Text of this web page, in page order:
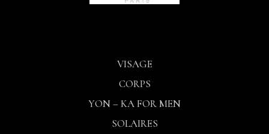
VISAGE
CORPS
YON – KA FOR MEN
SOLAIRES